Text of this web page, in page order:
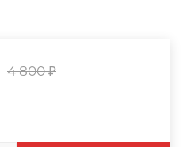
4 800₽